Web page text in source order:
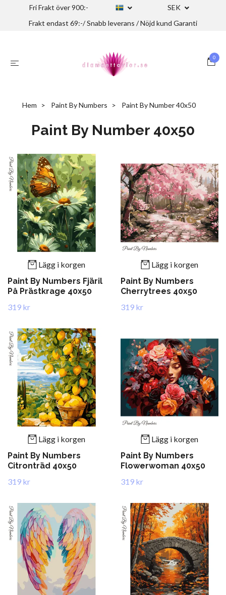
Fri Frakt över 900:-
SEK
Frakt endast 69:-/ Snabb leverans / Nöjd kund Garanti
0
Hem Paint By Numbers Paint By Number 40x50
Paint By Number 40x50
Lägg i korgen
Paint By Numbers Fjäril
På Prästkrage 40x50
319 kr
Lägg i korgen
Paint By Numbers
Cherrytrees 40x50
319 kr
Lägg i korgen
Paint By Numbers
Citronträd 40x50
319 kr
Lägg i korgen
Paint By Numbers
Flowerwoman 40x50
319 kr